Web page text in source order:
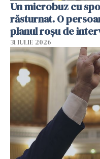
Un microbuz cu
răsturnat. O
planul roșu de
31 IULIE 2026